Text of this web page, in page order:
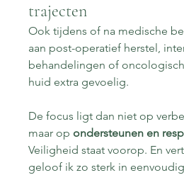
trajecten
Ook tijdens of na medische
aan post-operatief herstel,
behandelingen of
huid extra gevoelig.
De focus ligt dan niet op
maar op ondersteunen en
Veiligheid staat voorop. En
geloof ik zo sterk in